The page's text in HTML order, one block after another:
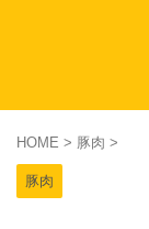
HOME > 豚肉 >
豚肉